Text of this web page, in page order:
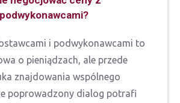
i podwykonawcami to
o pieniądzach, ale przede
znajdowania wspólnego
poprowadzony dialog potrafi